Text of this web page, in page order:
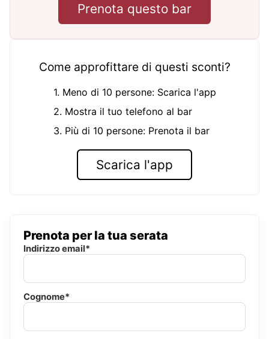
Prenota questo bar
Come approfittare di questi sconti?
1. Meno di 10 persone: Scarica l'app
2. Mostra il tuo telefono al bar
3. Più di 10 persone: Prenota il bar
Scarica l'app
Prenota per la tua serata
Indirizzo email*
Cognome*